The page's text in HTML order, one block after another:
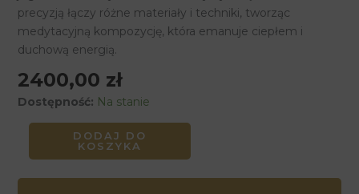
precyzją łączy różne materiały i techniki, tworząc
medytacyjną kompozycję, która emanuje ciepłem i
duchową energią.
2400,00 zł
Dostępność: Na stanie
DODAJ DO
KOSZYKA